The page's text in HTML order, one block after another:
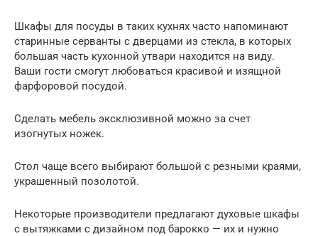
Шкафы для посуды в таких кухнях часто напоминают
старинные серванты с дверцами из стекла, в которых
большая часть кухонной утвари находится на виду.
Ваши гости смогут любоваться красивой и изящной
фарфоровой посудой.
Сделать мебель эксклюзивной можно за счет
изогнутых ножек.
Стол чаще всего выбирают большой с резными краями,
украшенный позолотой.
Некоторые производители предлагают духовые шкафы
с вытяжками с дизайном под барокко — их и нужно